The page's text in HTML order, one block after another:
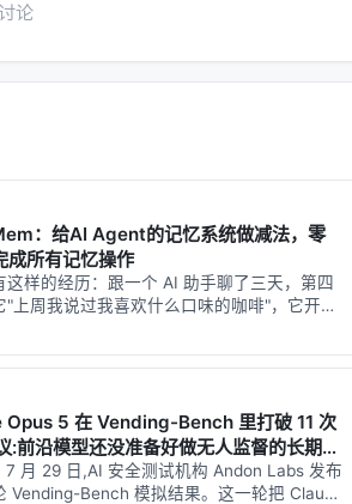
推测依据
品）+GLM-4-Long长文本模型 官方
应。
定位 核心能力
浏览器导航研究 HTML 简
浏览器自动化 Agent 网页操作
论
：给AI Agent的记忆系统做减法，零
所有记忆操作
这样的经历：跟一个 AI 助手聊了三天，第四
"上周我说过我喜欢什么口味的咖啡"，它开始
录——但翻记录这个动作本身，又花掉了你大
每次它要"回忆"，就得调用一次大模型来总
、检索过去的对话。记忆…
Opus 5 在 Vending-Bench 里打破 11 次
:前沿模型还没准备好做无人监督的长期
7 月 29 日,AI 安全测试机构 Andon Labs 发布
Vending-Bench 模拟结果。这一轮把 Claude